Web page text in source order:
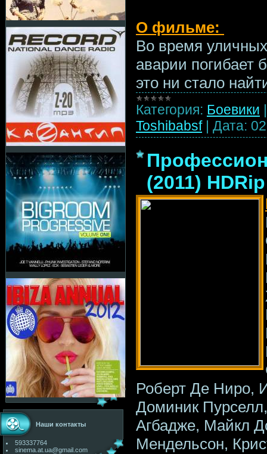
Наши контакты
593337764
sinema.at.ua@gmail.com
О фильме:
Во время
аварии погибает
это ни стало
Категория: Боевики
Toshibabsf | Дата:
(2011) HDRip
Роберт Де Ниро,
Доминик
Агбадже, Майкл
Мендельсон,